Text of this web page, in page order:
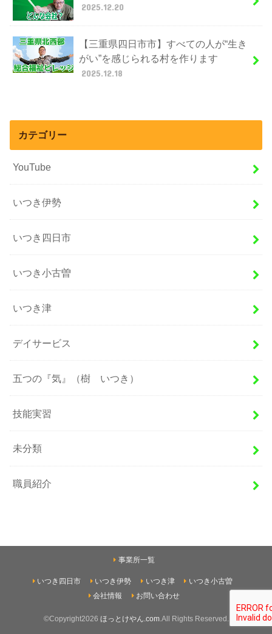
2025.12.20
【三重県四日市市】すべての人が“生き
がい”を感じられる村を作ります
2025.12.18
カテゴリー
YouTube
いつき伊勢
いつき四日市
いつき小古曽
いつき津
デイサービス
五つの『気』（樹 いつき）
技能実習
未分類
職員紹介
事業所一覧
いつき四日市 いつき伊勢 いつき津
いつき小古曽
会社情報
お問い合わせ
©Copyright2026 ほっとけやん.com.All Rights Reserved.